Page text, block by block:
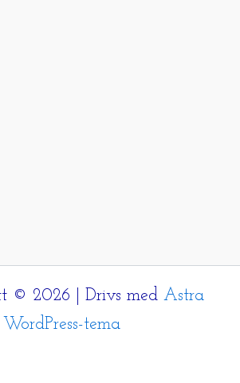
© 2026 | Drivs med Astra
WordPress-tema